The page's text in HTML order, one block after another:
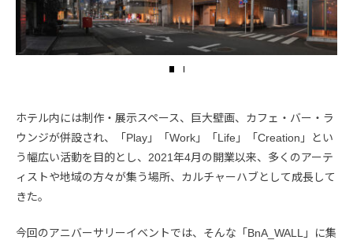
ホテル内には制作・展示スペース、巨大壁画、カフェ・バー・ラ
ウンジが併設され、「Play」「Work」「Life」「Creation」とい
う幅広い活動を目的とし、2021年4月の開業以来、多くのアーテ
ィストや地域の方々が集う場所、カルチャーハブとして成長して
きた。
今回のアニバーサリーイベントでは、そんな「BnA_WALL」に集